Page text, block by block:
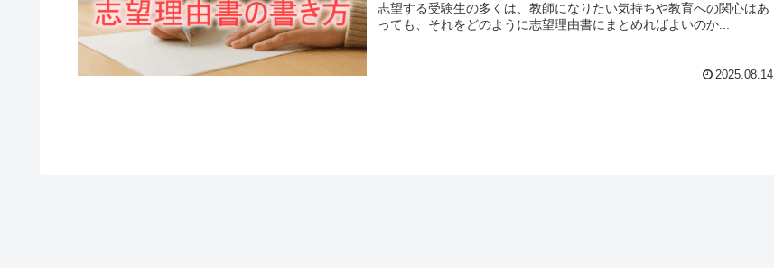
志望する受験生の多くは、教師になりたい気持ちや教育への関心はあ
っても、それをどのように志望理由書にまとめればよいのか...
2025.08.14